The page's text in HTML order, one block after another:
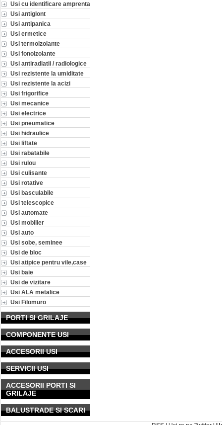
Usi cu identificare amprenta
Usi antiglont
Usi antipanica
Usi ermetice
Usi termoizolante
Usi fonoizolante
Usi antiradiatii / radiologice
Usi rezistente la umiditate
Usi rezistente la acizi
Usi frigorifice
Usi mecanice
Usi electrice
Usi pneumatice
Usi hidraulice
Usi liftate
Usi rabatabile
Usi rulou
Usi culisante
Usi rotative
Usi basculabile
Usi telescopice
Usi automate
Usi mobilier
Usi auto
Usi sobe, seminee
Usi de bloc
Usi atipice pentru vile,case
Usi baie
Usi de vizitare
Usi ALA metalice
Usi Filomuro
PORTI SI GRILAJE
COMPONENTE USI
ACCESORII USI
SERVICII USI
ACCESORII PORTI SI
GRILAJE
BALUSTRADE SI SCARI